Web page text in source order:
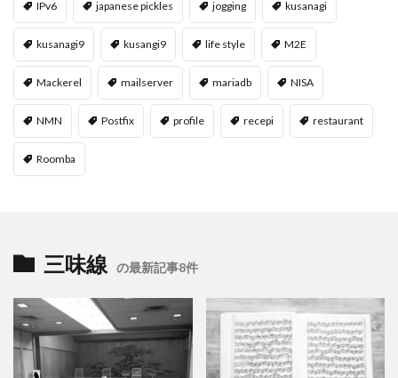
IPv6 japanese pickles jogging kusanagi
kusanagi9 kusangi9 life style M2E
Mackerel mailserver mariadb NISA
NMN Postfix profile recepi restaurant
Roomba
三味線 の最新記事8件